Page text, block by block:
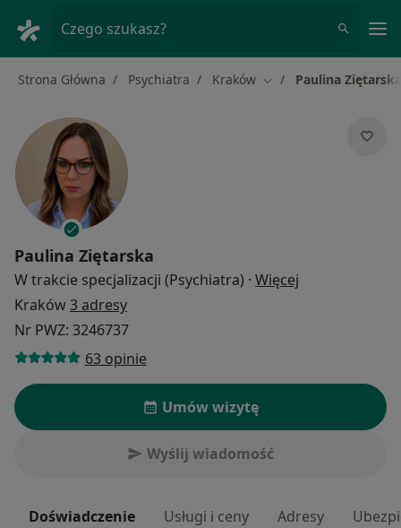
Czego szukasz?
Strona Główna Psychiatra Kraków Zmień miasto
Paulina Ziętarska
Paulina Ziętarska
W trakcie specjalizacji (Psychiatra) · Więcej
Kraków3 adresy
Nr PWZ: 3246737
63 opinie
Umów wizytę
Wyślij wiadomość
Doświadczenie Usługi i ceny Adresy